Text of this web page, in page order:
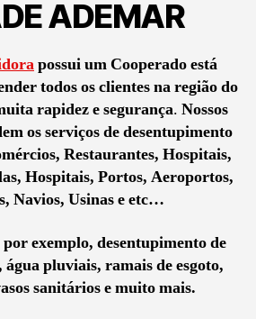
ADEMAR
possui um Cooperado está
todos os clientes na região do
rapidez e segurança. Nossos
os serviços de desentupimento
Restaurantes, Hospitais,
Hospitais, Portos, Aeroportos,
Navios, Usinas e etc…
exemplo, desentupimento de
pluviais, ramais de esgoto,
sanitários e muito mais.